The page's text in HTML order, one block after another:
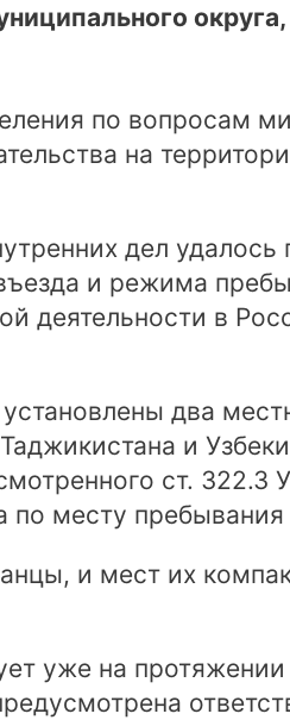
по вопросам
на
дел удалось
и режима
деятельности в
два
и
ст. 322.3
по месту
и мест их
уже на протяжении